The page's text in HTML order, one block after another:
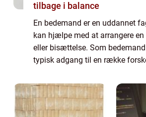
tilbage i balance
En bedemand er en uddannet
kan hjælpe med at arrangere en
eller bisættelse. Som
typisk adgang til en række
vælge blandt til at skabe den